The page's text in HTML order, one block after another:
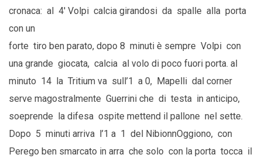
cronaca: al 4′ Volpi calcia girandosi da spalle alla porta
con un
forte tiro ben parato, dopo 8 minuti è sempre Volpi con
una grande giocata, calcia al volo di poco fuori porta. al
minuto 14 la Tritium va sull’1 a 0, Mapelli dal corner
serve magostralmente Guerrini che di testa in anticipo,
soeprende la difesa ospite mettend il pallone nel sette.
Dopo 5 minuti arriva l’1 a 1 del NibionnOggiono, con
Perego ben smarcato in arra che solo con la porta tocca il